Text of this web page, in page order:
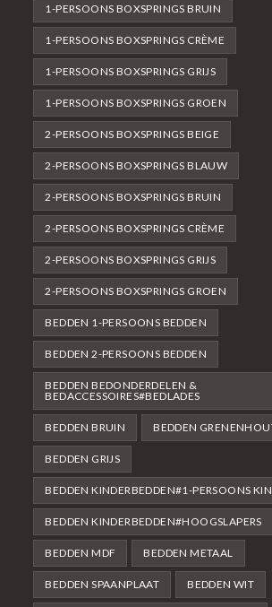
1-PERSOONS BOXSPRINGS BRUIN
1-PERSOONS BOXSPRINGS CRÈME
1-PERSOONS BOXSPRINGS GRIJS
1-PERSOONS BOXSPRINGS GROEN
2-PERSOONS BOXSPRINGS BEIGE
2-PERSOONS BOXSPRINGS BLAUW
2-PERSOONS BOXSPRINGS BRUIN
2-PERSOONS BOXSPRINGS CRÈME
2-PERSOONS BOXSPRINGS GRIJS
2-PERSOONS BOXSPRINGS GROEN
BEDDEN 1-PERSOONS BEDDEN
BEDDEN 2-PERSOONS BEDDEN
BEDDEN BEDONDERDELEN &
BEDACCESSOIRES#BEDLADES
BEDDEN BRUIN BEDDEN
BEDDEN GRIJS
BEDDEN KINDERBEDDEN#1-PERSOONS
BEDDEN KINDERBEDDEN#HOOGSLAPERS
BEDDEN MDF BEDDEN METAAL
BEDDEN SPAANPLAAT BEDDEN WIT